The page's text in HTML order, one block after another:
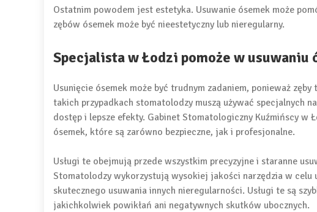
Ostatnim powodem jest estetyka. Usuwanie ósemek może
zębów ósemek może być nieestetyczny lub nieregularny.
Specjalista w Łodzi pomoże w usuwaniu
Usunięcie ósemek może być trudnym zadaniem, ponieważ
takich przypadkach stomatolodzy muszą używać specjalnych
dostęp i lepsze efekty. Gabinet Stomatologiczny Kuźmińscy w
ósemek, które są zarówno bezpieczne, jak i profesjonalne.
Usługi te obejmują przede wszystkim precyzyjne i staranne
Stomatolodzy wykorzystują wysokiej jakości narzędzia w celu
skutecznego usuwania innych nieregularności. Usługi te są
jakichkolwiek powikłań ani negatywnych skutków ubocznych.